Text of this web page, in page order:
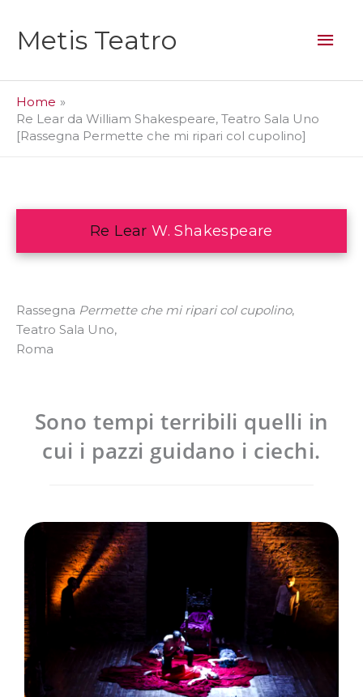
contenuto
Metis Teatro
Home
Re Lear da William Shakespeare, Teatro Sala Uno
[Rassegna Permette che mi ripari col cupolino]
Re LearW. Shakespeare
Rassegna Permette che mi ripari col cupolino,
Teatro Sala Uno,
Roma
Sono tempi terribili quelli in
cui i pazzi guidano i ciechi.